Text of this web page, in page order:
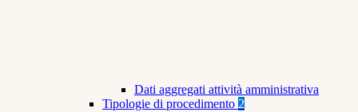
Dati aggregati attività amministrativa
Tipologie di procedimento 2